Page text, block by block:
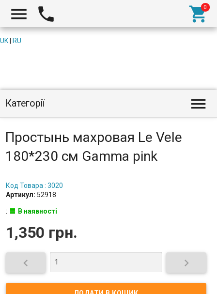
  
UK RU
Категорії 
Простынь махровая Le Vele
180*230 см Gamma pink
Код Товара : 3020
Артикул: 52918
: В наявності
1,350 грн.
 